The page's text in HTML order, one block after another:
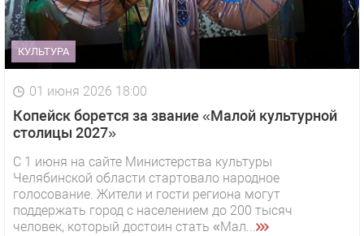
КУЛЬТУРА
01 июня 2026 18:00
Копейск борется за звание «Малой культурной
столицы 2027»
С 1 июня на сайте Министерства культуры
Челябинской области стартовало народное
голосование. Жители и гости региона могут
поддержать город с населением до 200 тысяч
человек, который достоин стать «Мал...